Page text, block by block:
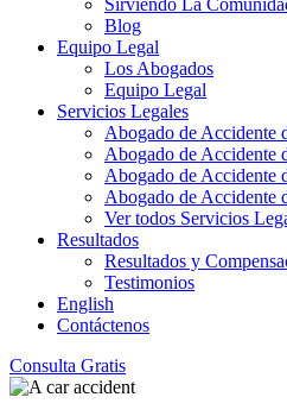
Sirviendo La
Blog
Equipo Legal
Los Abogados
Equipo Legal
Servicios Legales
Abogado de Accidente
Abogado de Accidente
Abogado de Accidente
Abogado de Accidente
Ver todos Servicios
Resultados
Resultados y
Testimonios
English
Contáctenos
Consulta Gratis